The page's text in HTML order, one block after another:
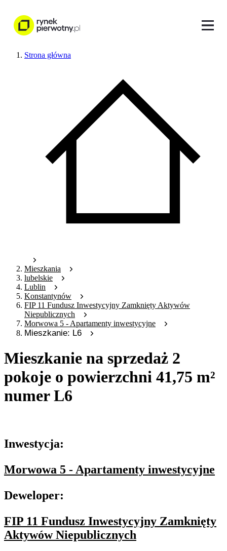
Strona główna
Mieszkania
lubelskie
Lublin
Konstantynów
FIP 11 Fundusz Inwestycyjny Zamknięty Aktywów
Niepublicznych
Morwowa 5 - Apartamenty inwestycyjne
Mieszkanie: L6
Mieszkanie na sprzedaż 2
pokoje o powierzchni 41,75 m²
numer L6
Inwestycja:
Morwowa 5 - Apartamenty inwestycyjne
Deweloper:
FIP 11 Fundusz Inwestycyjny Zamknięty
Aktywów Niepublicznych